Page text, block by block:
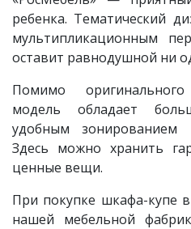
ребенка. Тематический
мультипликационным
оставит равнодушной ни
Помимо
модель обладает
удобным зонированием
Здесь можно хранить
ценные вещи.
При покупке шкафа-купе
нашей мебельной